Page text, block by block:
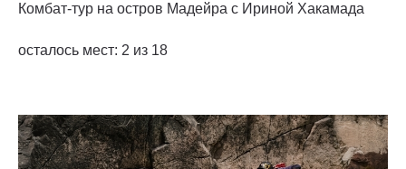
Комбат-тур на остров Мадейра с Ириной Хакамада
осталось мест: 2 из 18